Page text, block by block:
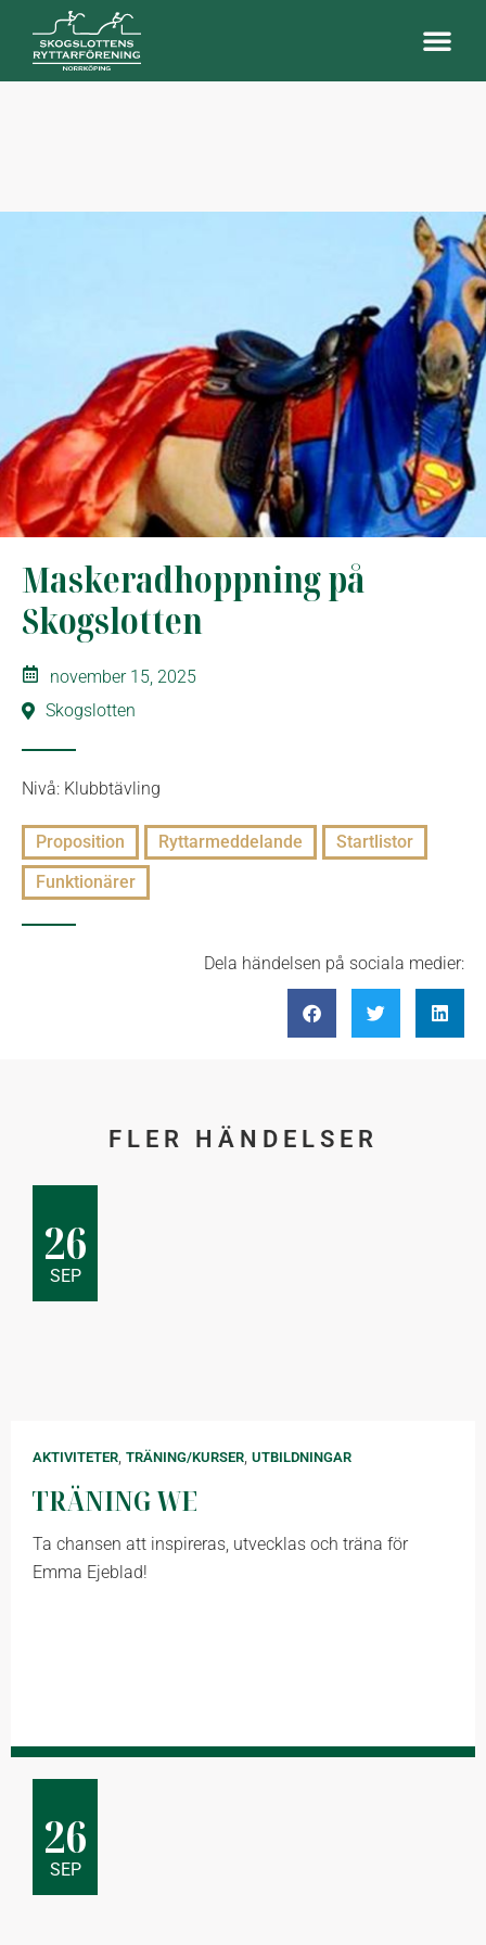
Maskeradhoppning på
Skogslotten
november 15, 2025
Skogslotten
Nivå: Klubbtävling
Proposition Ryttarmeddelande
Startlistor
Funktionärer
Dela händelsen på sociala medier:
FLER HÄNDELSER
26
SEP
AKTIVITETER TRÄNING/KURSER UTBILDNINGAR
TRÄNING WE
Ta chansen att inspireras, utvecklas och träna för
Emma Ejeblad!
26
SEP